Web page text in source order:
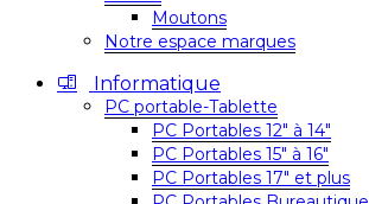
Moutons
Notre espace marques
Informatique
PC portable-Tablette
PC Portables 12″ à 14″
PC Portables 15″ à 16″
PC Portables 17″ et plus